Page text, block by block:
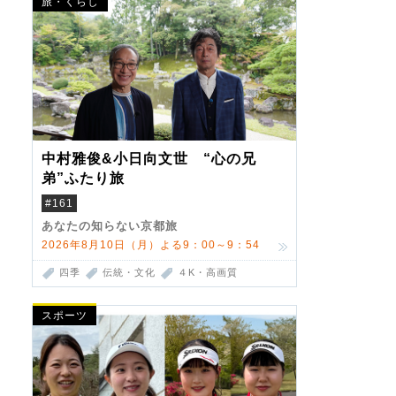
中村雅俊&小日向文世 “心の兄
弟”ふたり旅
#161
あなたの知らない京都旅
2026年8月10日（月）よる9：00～9：54
四季 伝統・文化 ４K・高画質
スポーツ